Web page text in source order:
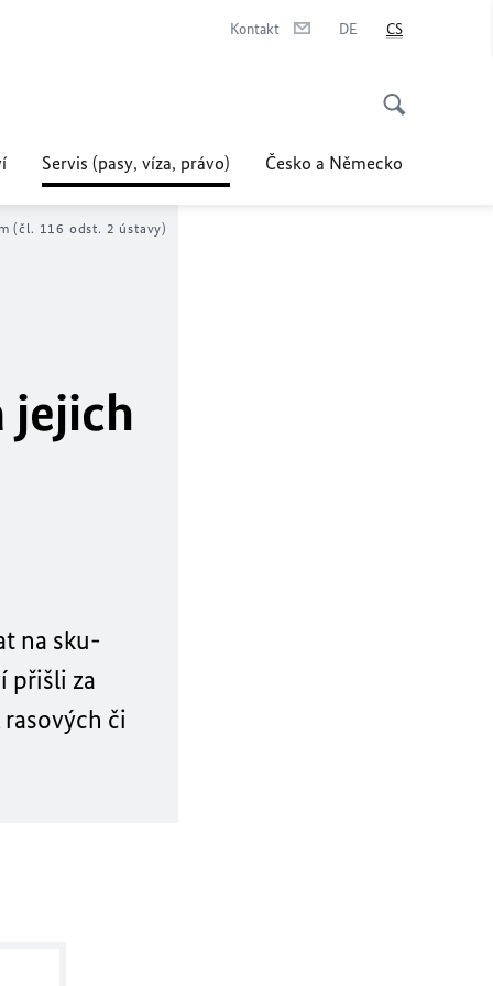
Kontakt DE CS
Servis (pasy, víza, právo) Česko a Německo
(čl. 116 odst. 2 ústavy)
jejich
na sku­
přišli za
či